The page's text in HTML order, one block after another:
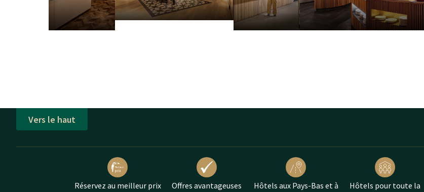
Vers le haut
Réservez au meilleur prix
Offres avantageuses
Hôtels aux Pays-Bas et à
Hôtels pour toute la